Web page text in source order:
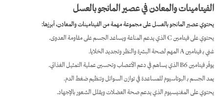
الفيتامينات والمعادن في عصير المانجو بالعسل
يحتوي عصير المانجو بالعسل على مجموعة مهمة من الفيتامينات والمعادن، أبرزها:
يحتوي على فيتامين C الذي يدعم المناعة ويساعد الجسم على مقاومة العدوى.
غني بـ فيتامين A المهم لصحة البشرة والنظر وتجديد الخلايا.
يوفّر فيتامين B6 الذي يساهم في دعم الأعصاب وتحسين عملية التمثيل الغذائي.
يمد الجسم بـ البوتاسيوم للمساعدة في توازن السوائل وتنظيم ضغط الدم.
يحتوي على المغنيسيوم الذي يدعم صحة العضلات ويقلل الشعور بالإجهاد.